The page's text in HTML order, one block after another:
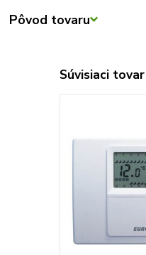
Pôvod tovaru
Súvisiaci tovar